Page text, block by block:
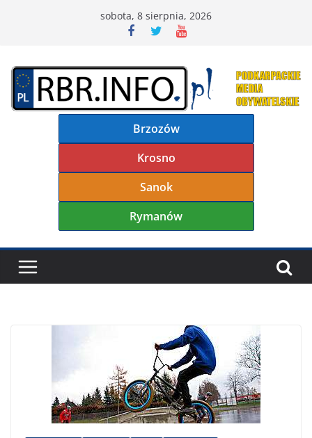
sobota, 8 sierpnia, 2026
Brzozów
Krosno
Sanok
Rymanów